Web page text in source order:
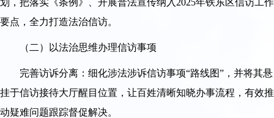
要点，全力打造法治信访。
（二）以法治思维办理信访事项
完善访诉分离：细化涉法涉诉信访事项“路线图”，并将其悬
挂于信访接待大厅醒目位置，让百姓清晰知晓办事流程，有效推
动疑难问题跟踪督促解决。